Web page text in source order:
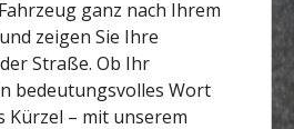
ganz nach Ihrem
zeigen Sie Ihre
Straße. Ob Ihr
bedeutungsvolles Wort
Kürzel – mit unserem